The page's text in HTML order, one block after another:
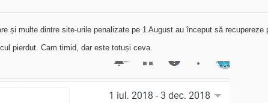
multe dintre site-urile penalizate pe 1 August au început să recupereze
pierdut. Cam timid, dar este totuși ceva.